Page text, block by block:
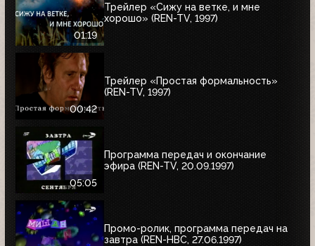
01:19
Трейлер «Сижу на ветке, и мне
хорошо» (REN-TV, 1997)
00:42
Трейлер «Простая формальность»
(REN-TV, 1997)
05:05
Программа передач и окончание
эфира (REN-TV, 20.09.1997)
Промо-ролик, программа передач на
завтра (REN-НВС, 27.06.1997)